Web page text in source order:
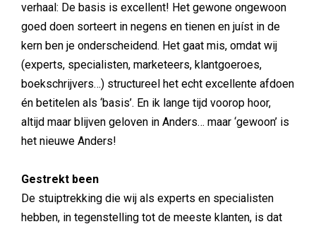
verhaal: De basis is excellent! Het gewone ongewoon
goed doen sorteert in negens en tienen en juíst in de
kern ben je onderscheidend. Het gaat mis, omdat wij
(experts, specialisten, marketeers, klantgoeroes,
boekschrijvers…) structureel het echt excellente afdoen
én betitelen als ‘basis’. En ik lange tijd voorop hoor,
altijd maar blijven geloven in Anders… maar ‘gewoon’ is
het nieuwe Anders!
Gestrekt been
De stuiptrekking die wij als experts en specialisten
hebben, in tegenstelling tot de meeste klanten, is dat